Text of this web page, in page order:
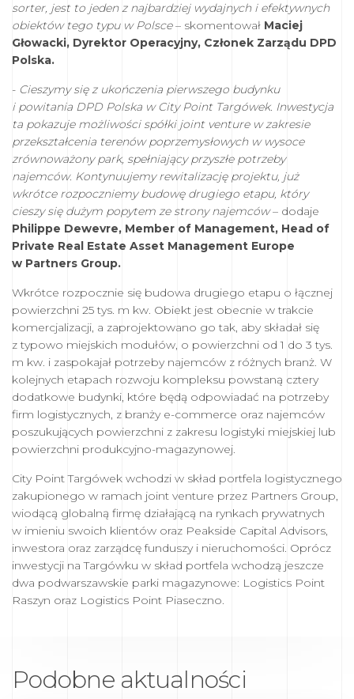
sorter, jest to jeden z najbardziej wydajnych i efektywnych
obiektów tego typu w Polsce– skomentował Maciej
Głowacki, Dyrektor Operacyjny, Członek Zarządu DPD
Polska.
- Cieszymy się z ukończenia pierwszego budynku
i powitania DPD Polska w City Point Targówek. Inwestycja
ta pokazuje możliwości spółki joint venture w zakresie
przekształcenia terenów poprzemysłowych w wysoce
zrównoważony park, spełniający przyszłe potrzeby
najemców. Kontynuujemy rewitalizację projektu, już
wkrótce rozpoczniemy budowę drugiego etapu, który
cieszy się dużym popytem ze strony najemców– dodaje
Philippe Dewevre, Member of Management, Head of
Private Real Estate Asset Management Europe
w Partners Group.
Wkrótce rozpocznie się budowa drugiego etapu o łącznej
powierzchni 25 tys. m kw. Obiekt jest obecnie w trakcie
komercjalizacji, a zaprojektowano go tak, aby składał się
z typowo miejskich modułów, o powierzchni od 1 do 3 tys.
m kw. i zaspokajał potrzeby najemców z różnych branż. W
kolejnych etapach rozwoju kompleksu powstaną cztery
dodatkowe budynki, które będą odpowiadać na potrzeby
firm logistycznych, z branży e-commerce oraz najemców
poszukujących powierzchni z zakresu logistyki miejskiej lub
powierzchni produkcyjno-magazynowej.
City Point Targówek wchodzi w skład portfela logistycznego
zakupionego w ramach joint venture przez Partners Group,
wiodącą globalną firmę działającą na rynkach prywatnych
w imieniu swoich klientów oraz Peakside Capital Advisors,
inwestora oraz zarządcę funduszy i nieruchomości. Oprócz
inwestycji na Targówku w skład portfela wchodzą jeszcze
dwa podwarszawskie parki magazynowe: Logistics Point
Raszyn oraz Logistics Point Piaseczno.
Podobne aktualności